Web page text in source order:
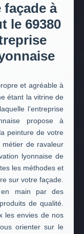
à
le 69380
et agréable à
étant la vitrine de
l’entreprise
propose à
peinture de votre
métier de ravaleur
lyonnaise de
les méthodes et
sur votre façade.
main par des
de qualité.
les envies de nos
orienter sur le